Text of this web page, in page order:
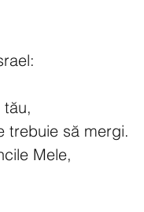
trebuie să mergi.
Mele,